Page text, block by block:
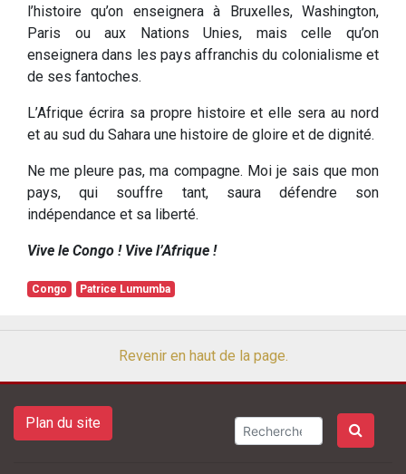
l’histoire qu’on enseignera à Bruxelles, Washington,
Paris ou aux Nations Unies, mais celle qu’on
enseignera dans les pays affranchis du colonialisme et
de ses fantoches.
L’Afrique écrira sa propre histoire et elle sera au nord
et au sud du Sahara une histoire de gloire et de dignité.
Ne me pleure pas, ma compagne. Moi je sais que mon
pays, qui souffre tant, saura défendre son
indépendance et sa liberté.
Vive le Congo ! Vive l’Afrique !
Congo Patrice Lumumba
Revenir en haut de la page.
Plan du site